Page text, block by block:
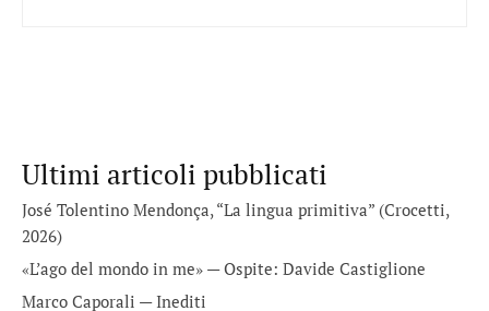
Ultimi articoli pubblicati
José Tolentino Mendonça, “La lingua primitiva” (Crocetti,
2026)
«L’ago del mondo in me» — Ospite: Davide Castiglione
Marco Caporali — Inediti